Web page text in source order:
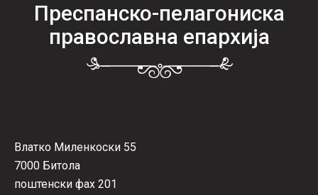
Преспанско-пелагониска
православна епархија
Влатко Миленкоски 55
7000 Битола
поштенски фах 201